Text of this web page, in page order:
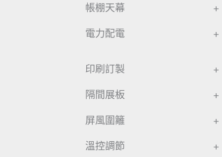
帳棚天幕 +
電力配電 +
印刷訂製 +
隔間展板 +
屏風圍籬 +
溫控調節 +